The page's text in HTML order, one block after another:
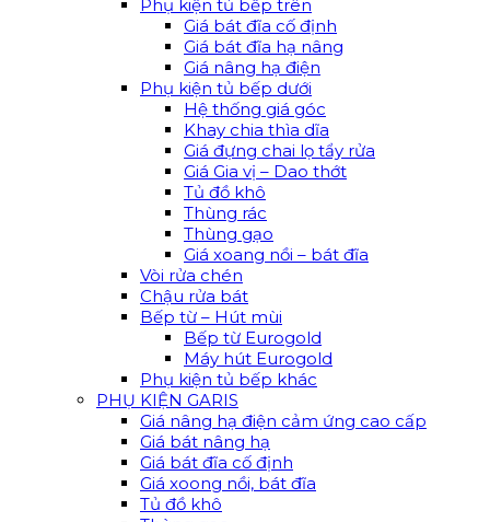
Phụ kiện tủ bếp trên
Giá bát đĩa cố định
Giá bát đĩa hạ nâng
Giá nâng hạ điện
Phụ kiện tủ bếp dưới
Hệ thống giá góc
Khay chia thìa dĩa
Giá đựng chai lọ tẩy rửa
Giá Gia vị – Dao thớt
Tủ đồ khô
Thùng rác
Thùng gạo
Giá xoang nồi – bát đĩa
Vòi rửa chén
Chậu rửa bát
Bếp từ – Hút mùi
Bếp từ Eurogold
Máy hút Eurogold
Phụ kiện tủ bếp khác
PHỤ KIỆN GARIS
Giá nâng hạ điện cảm ứng cao cấp
Giá bát nâng hạ
Giá bát đĩa cố định
Giá xoong nồi, bát đĩa
Tủ đồ khô